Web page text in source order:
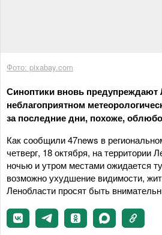
Фото: pixabay.com
Синоптики вновь предупреждают
неблагоприятном
за последние дни, похоже,
Как сообщили 47news в
четверг, 18 октября, на территории
ночью и утром местами ожидается
возможно ухудшение видимости,
Ленобласти просят быть